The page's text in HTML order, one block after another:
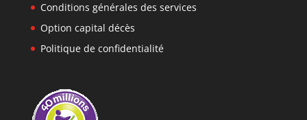
Conditions générales des services
Option capital décès
Politique de confidentialité